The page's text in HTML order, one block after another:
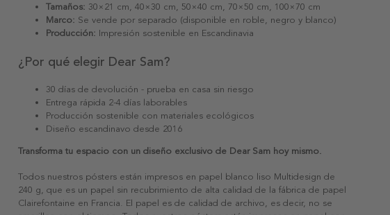
Tamaños: 30×21 cm, 40×30 cm, 50×40 cm, 70×50 cm, 100×70 cm
Marco: Se vende por separado (disponible en roble, negro y blanco)
Producción: Impresión sostenible en Escandinavia
¿Por qué elegir Dear Sam?
30 días de devolución - prueba en casa sin riesgo
Entrega rápida 2-4 días laborables
Producción sostenible con materiales ecológicos
Diseño escandinavo desde 2016
Transforma tu espacio con un diseño exclusivo de Dear Sam hoy mismo.
Todos nuestros pósters están impresos en papel blanco liso Multidesign de
240 g, que es un papel sin recubrimiento de alta calidad de la fábrica de papel
Clairefontaine en Francia. El papel es de calidad de archivo, es decir, no se